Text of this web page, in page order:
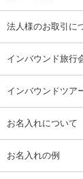
法人様のお取引に
インバウンド旅行
インバウンドツア
お名入れについて
お名入れの例